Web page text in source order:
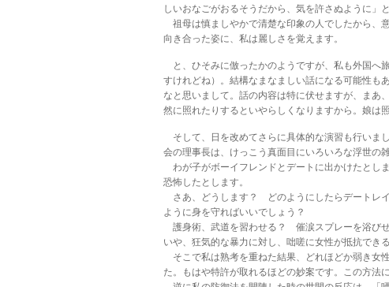
しいおなごがおるそうだから、気を許さぬように」と
祖母は慎ましやかで清楚な印象の人でしたから、
向き合った姿に、私は麗しさを覚えます。
と、ひそみに倣ったかのようですが、私も外国へ
すけれどね）。結構なまなましい話になる可能性も
なと思いまして。話の内容は特に伏せますが、まあ
然に照れたりするといやらしくなりますから。娘は
そして、日を改めてさらに具体的な演習も行いま
会の理事長は、けっこう真面目にいろいろな浮世の
わが子がボーイフレンドとデートに出かけたとし
恐怖したとします。
さあ、どうします？ どのようにしたらデートレ
ように身を守ればいいでしょう？
護身術、武道を習わせる？ 催涙スプレーを浴び
いや、狂気的な暴力に対し、咄嗟に女性が抵抗でき
そこで私は熟考を重ねた結果、どれほどか弱き女
た。もはや特許が取れるほどの妙案です。この方法